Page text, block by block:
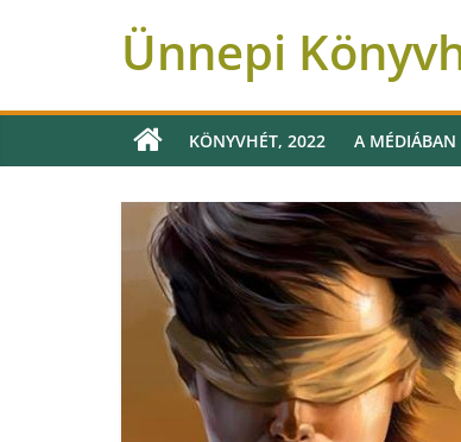
Ünnepi
KÖNYVHÉT, 2022 A MÉDIÁBAN